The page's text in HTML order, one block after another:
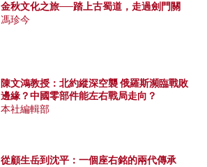
金秋文化之旅──踏上古蜀道，走過劍門關
馮珍今
陳文鴻教授：北約縱深空襲 俄羅斯瀕臨戰敗
邊緣？中國零部件能左右戰局走向？
本社編輯部
從顧生岳到沈平：一個座右銘的兩代傳承